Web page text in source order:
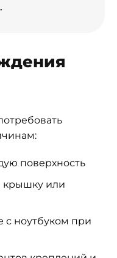
поверхность
крышку или
с ноутбуком при